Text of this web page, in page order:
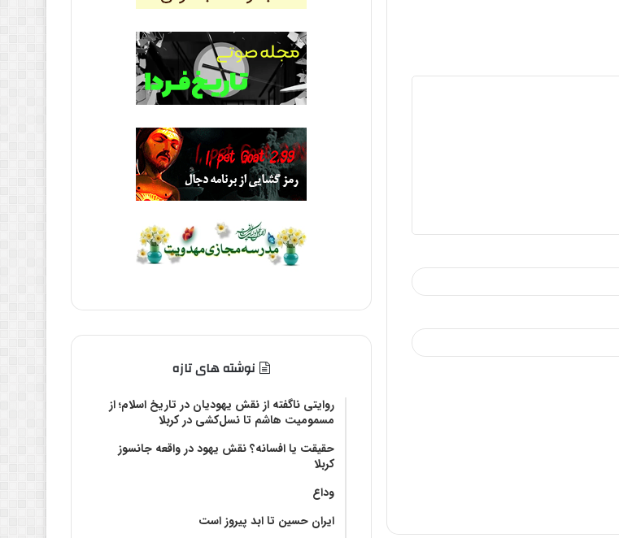
نوشته های تازه
روایتی ناگفته از نقش یهودیان در تاریخ اسلام؛ از
مسمومیت هاشم تا نسل‌کشی در کربلا
حقیقت یا افسانه؟‌ نقش یهود در واقعه جانسوز
کربلا
وداع
ایران حسین تا ابد پیروز است